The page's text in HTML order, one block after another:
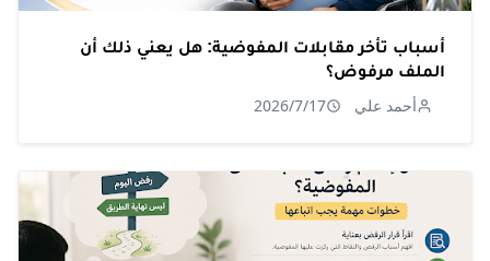
أسباب تأخر مقابلات المفوضية: هل يعني ذلك أن
الملف مرفوض؟
أحمد علي 2026/7/17